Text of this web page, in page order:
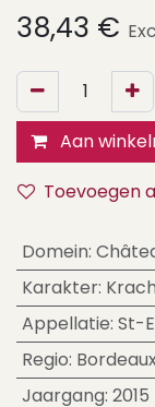
38,43 €
Aan
Toevoegen
Domein:
Karakter:
Appellatie: St-
Regio:
Jaargang: 2015